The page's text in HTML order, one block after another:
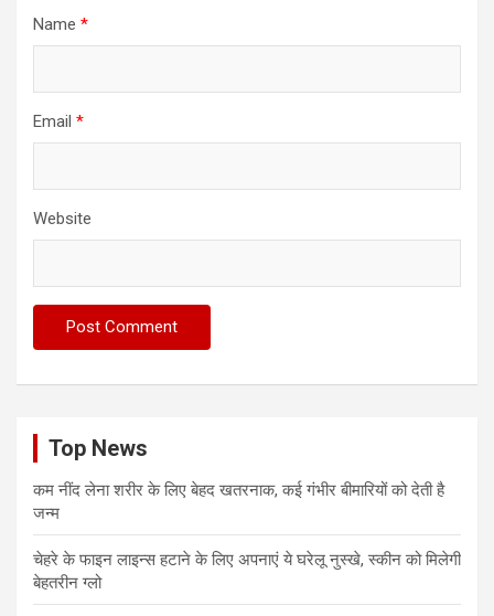
Name *
Email *
Website
Top News
कम नींद लेना शरीर के लिए बेहद खतरनाक, कई गंभीर बीमारियों को देती है
जन्म
चेहरे के फाइन लाइन्स हटाने के लिए अपनाएं ये घरेलू नुस्खे, स्कीन को मिलेगी
बेहतरीन ग्लो